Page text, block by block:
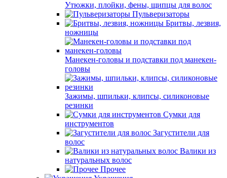
Утюжки, плойки, фены, щипцы для волос
Пульверизаторы
Бритвы, лезвия,
ножницы
Манекен-головы и подставки под манекен-
головы
Зажимы, шпильки, клипсы, силиконовые
резинки
Сумки для
инструментов
Загустители для
волос
Валики из
натуральных волос
Прочее